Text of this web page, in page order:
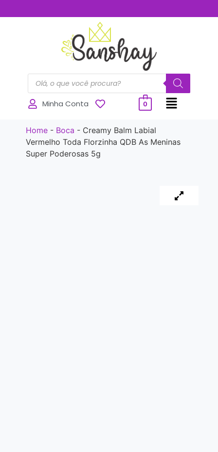
Minha Conta 0
Home- Boca - Creamy Balm Labial
Vermelho Toda Florzinha QDB As Meninas
Super Poderosas 5g